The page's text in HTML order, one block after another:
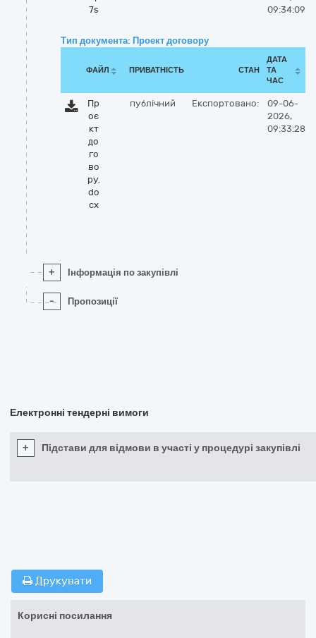
7s
09:34:09
Тип документа: Проект договору
ФАЙЛ ПРИВАТНІСТЬ СТАН
ДАТА
ТА
ЧАС
Пр
оє
кт
до
го
во
ру.
do
cx
публічний Експортовано:
09-06-
2026,
09:33:28
+ Інформація по закупівлі
- Пропозиції
Електронні тендерні вимоги
+ Підстави для відмови в участі у процедурі закупівлі
Друкувати
Корисні посилання